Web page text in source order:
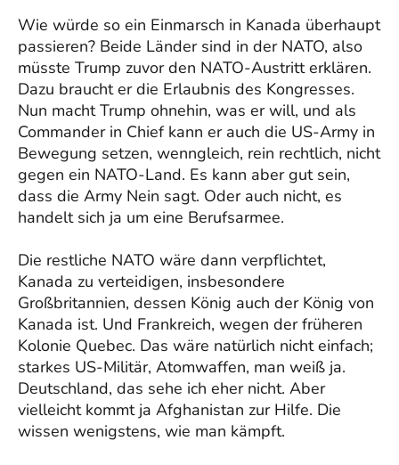
Wie würde so ein Einmarsch in Kanada überhaupt
passieren? Beide Länder sind in der NATO, also
müsste Trump zuvor den NATO-Austritt erklären.
Dazu braucht er die Erlaubnis des Kongresses.
Nun macht Trump ohnehin, was er will, und als
Commander in Chief kann er auch die US-Army in
Bewegung setzen, wenngleich, rein rechtlich, nicht
gegen ein NATO-Land. Es kann aber gut sein,
dass die Army Nein sagt. Oder auch nicht, es
handelt sich ja um eine Berufsarmee.
Die restliche NATO wäre dann verpflichtet,
Kanada zu verteidigen, insbesondere
Großbritannien, dessen König auch der König von
Kanada ist. Und Frankreich, wegen der früheren
Kolonie Quebec. Das wäre natürlich nicht einfach;
starkes US-Militär, Atomwaffen, man weiß ja.
Deutschland, das sehe ich eher nicht. Aber
vielleicht kommt ja Afghanistan zur Hilfe. Die
wissen wenigstens, wie man kämpft.